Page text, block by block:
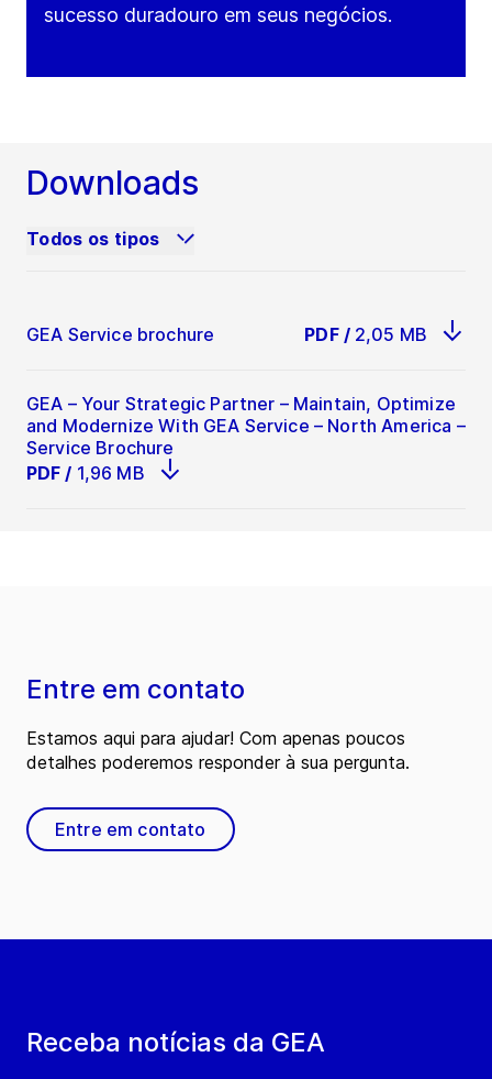
sucesso duradouro em seus negócios.
Downloads
Todos os tipos
GEA Service brochure PDF / 2,05 MB
GEA – Your Strategic Partner – Maintain, Optimize
and Modernize With GEA Service – North America –
Service Brochure
PDF / 1,96 MB
Receba notícias da GEA
Entre em contato
Estamos aqui para ajudar! Com apenas poucos
detalhes poderemos responder à sua pergunta.
Entre em contato